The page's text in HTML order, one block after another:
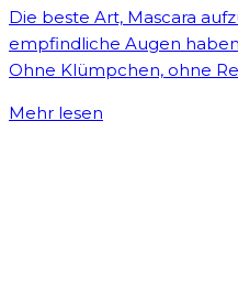
Die beste Art, Mascara
empfindliche Augen
Ohne Klümpchen, ohne
Mehr lesen